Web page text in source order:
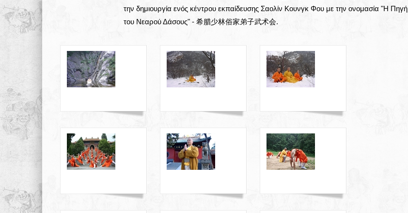
την δημιουργία ενός κέντρου εκπαίδευσης Σαολίν Κουνγκ Φου με την ονομασία "Η Πηγή
του Νεαρού Δάσους" - 希腊少林俗家弟子武术会.